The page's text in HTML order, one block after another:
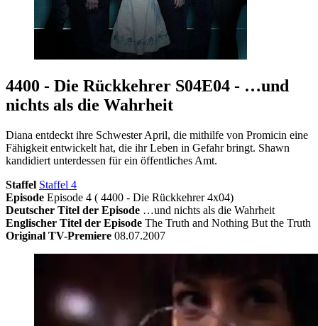
4400 - Die Rückkehrer S04E04 - …und
nichts als die Wahrheit
Diana entdeckt ihre Schwester April, die mithilfe von Promicin eine
Fähigkeit entwickelt hat, die ihr Leben in Gefahr bringt. Shawn
kandidiert unterdessen für ein öffentliches Amt.
Staffel Staffel 4
Episode Episode 4 ( 4400 - Die Rückkehrer 4x04)
Deutscher Titel der Episode …und nichts als die Wahrheit
Englischer Titel der Episode The Truth and Nothing But the Truth
Original TV-Premiere 08.07.2007